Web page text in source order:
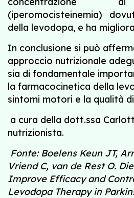
(iperomocisteinemia)
della levodopa, e ha
In conclusione si può
approccio nutrizionale
sia di fondamentale
la farmacocinetica della
sintomi motori e la qualità
a cura della dott.ssa
nutrizionista.
Fonte:Boelens Keun JT,
Vriend C, van de Rest O.
Improve Efficacy and
Levodopa Therapy in